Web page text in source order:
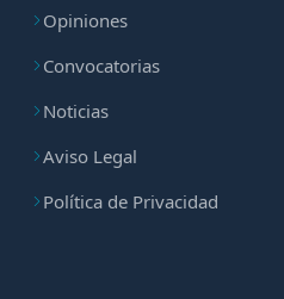
Opiniones
Convocatorias
Noticias
Aviso Legal
Política de Privacidad